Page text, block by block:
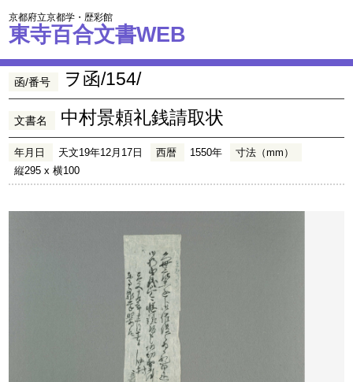
京都府立京都学・歴彩館
東寺百合文書WEB
函/番号 ヲ函/154/
文書名 中村景頼礼銭請取状
年月日 天文19年12月17日 西暦 1550年
寸法（mm）
縦295 x 横100